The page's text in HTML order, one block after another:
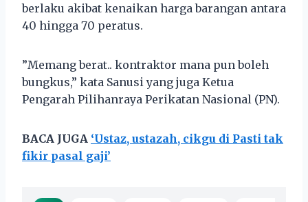
berlaku akibat kenaikan harga barangan antara
40 hingga 70 peratus.
”Memang berat.. kontraktor mana pun boleh
bungkus,” kata Sanusi yang juga Ketua
Pengarah Pilihanraya Perikatan Nasional (PN).
BACA JUGA ‘Ustaz, ustazah, cikgu di Pasti tak
fikir pasal gaji’